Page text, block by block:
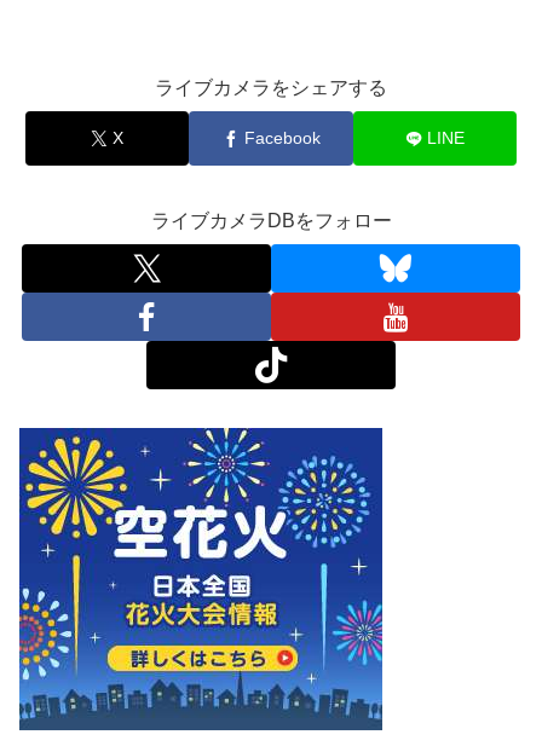
ライブカメラをシェアする
X Facebook LINE
ライブカメラDBをフォロー